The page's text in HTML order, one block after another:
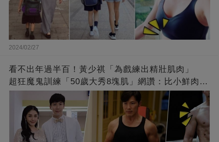
2024/02/27
看不出年過半百！黃少祺「為戲練出精壯肌肉」
超狂魔鬼訓練「50歲大秀8塊肌」網讚：比小鮮肉猛
❤